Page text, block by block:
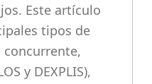
Este artículo
tipos de
y DEXPLIS),